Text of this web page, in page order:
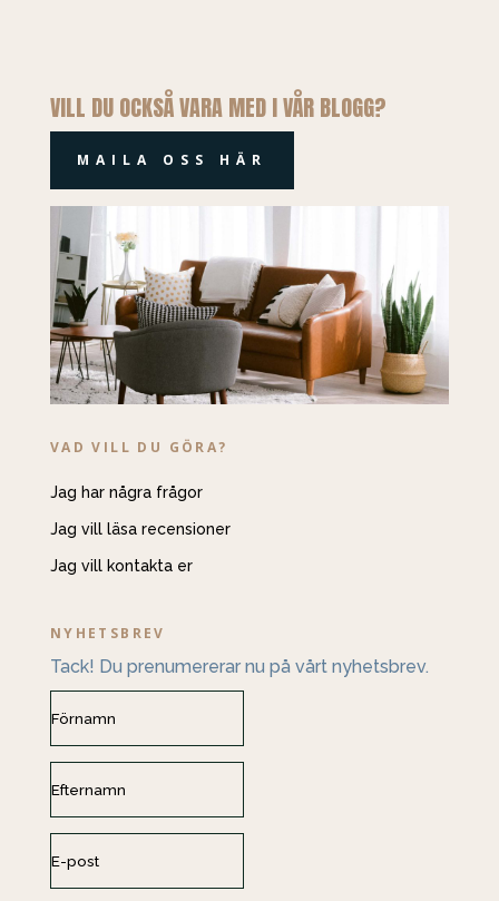
VILL DU OCKSÅ VARA MED I VÅR BLOGG?
MAILA OSS HÄR
VAD VILL DU GÖRA?
Jag har några frågor
Jag vill läsa recensioner
Jag vill kontakta er
NYHETSBREV
Tack! Du prenumererar nu på vårt nyhetsbrev.